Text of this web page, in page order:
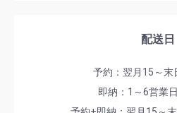
配送日
予約：翌月15～末
即納：1～6営業